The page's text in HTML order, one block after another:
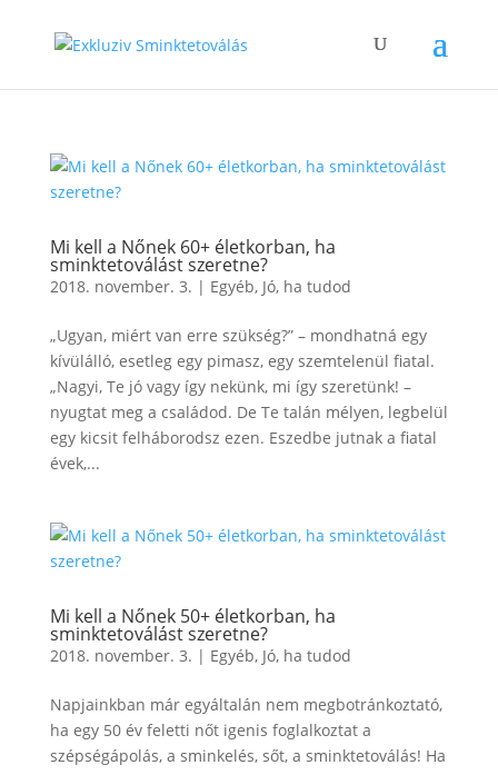
Mi kell a Nőnek 60+ életkorban, ha
sminktetoválást szeretne?
2018. november. 3. | Egyéb, Jó, ha tudod
„Ugyan, miért van erre szükség?” – mondhatná egy
kívülálló, esetleg egy pimasz, egy szemtelenül fiatal.
„Nagyi, Te jó vagy így nekünk, mi így szeretünk! –
nyugtat meg a családod. De Te talán mélyen, legbelül
egy kicsit felháborodsz ezen. Eszedbe jutnak a fiatal
évek,...
Mi kell a Nőnek 50+ életkorban, ha
sminktetoválást szeretne?
2018. november. 3. | Egyéb, Jó, ha tudod
Napjainkban már egyáltalán nem megbotránkoztató,
ha egy 50 év feletti nőt igenis foglalkoztat a
szépségápolás, a sminkelés, sőt, a sminktetoválás! Ha